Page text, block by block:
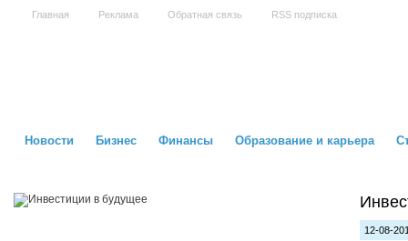
Главная Реклама Обратная связь RSS подписка
Новости Бизнес Финансы Образование и карьера
12-08-